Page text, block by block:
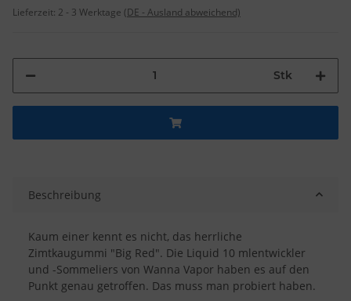
Lieferzeit: 2 - 3 Werktage (DE - Ausland abweichend)
Stk
Beschreibung
Kaum einer kennt es nicht, das herrliche
Zimtkaugummi "Big Red". Die Liquid 10 mlentwickler
und -Sommeliers von Wanna Vapor haben es auf den
Punkt genau getroffen. Das muss man probiert haben.